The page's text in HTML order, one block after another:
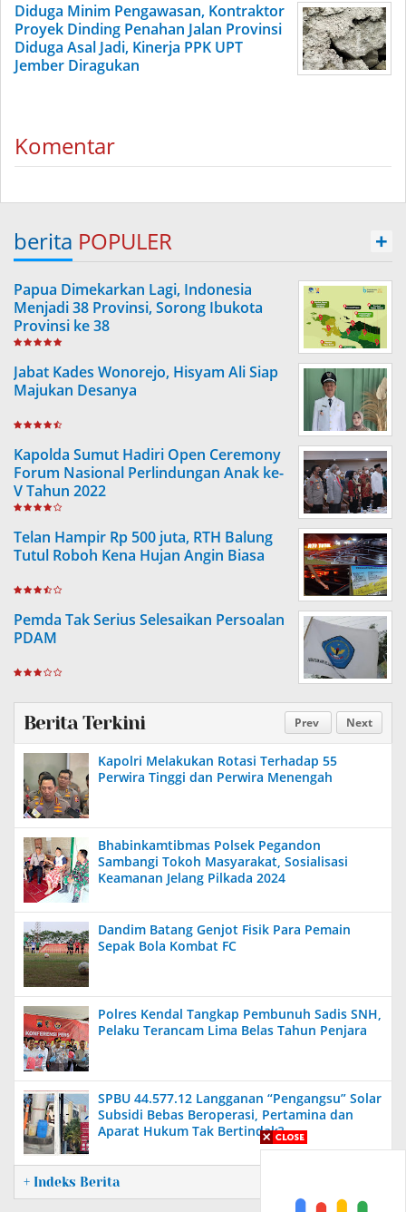
Diduga Minim Pengawasan, Kontraktor
Proyek Dinding Penahan Jalan Provinsi
Diduga Asal Jadi, Kinerja PPK UPT
Jember Diragukan
Komentar
berita POPULER +
Papua Dimekarkan Lagi, Indonesia
Menjadi 38 Provinsi, Sorong Ibukota
Provinsi ke 38
Jabat Kades Wonorejo, Hisyam Ali Siap
Majukan Desanya
Kapolda Sumut Hadiri Open Ceremony
Forum Nasional Perlindungan Anak ke-
V Tahun 2022
Telan Hampir Rp 500 juta, RTH Balung
Tutul Roboh Kena Hujan Angin Biasa
Pemda Tak Serius Selesaikan Persoalan
PDAM
Prev Next
Berita Terkini
Kapolri Melakukan Rotasi Terhadap 55
Perwira Tinggi dan Perwira Menengah
Bhabinkamtibmas Polsek Pegandon
Sambangi Tokoh Masyarakat, Sosialisasi
Keamanan Jelang Pilkada 2024
Dandim Batang Genjot Fisik Para Pemain
Sepak Bola Kombat FC
Polres Kendal Tangkap Pembunuh Sadis SNH,
Pelaku Terancam Lima Belas Tahun Penjara
SPBU 44.577.12 Langganan “Pengangsu” Solar
Subsidi Bebas Beroperasi, Pertamina dan
Aparat Hukum Tak Bertindak?
+ Indeks Berita